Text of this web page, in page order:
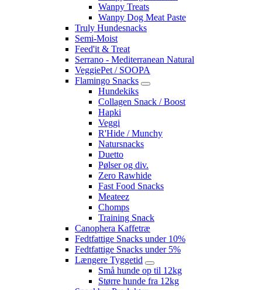
Wanpy Treats
Wanpy Dog Meat Paste
Truly Hundesnacks
Semi-Moist
Feed'it & Treat
Serrano - Mediterranean Natural
VeggiePet / SOOPA
Flamingo Snacks
Hundekiks
Collagen Snack / Boost
Hapki
Veggi
R'Hide / Munchy
Natursnacks
Duetto
Pølser og div.
Zero Rawhide
Fast Food Snacks
Meateez
Chomps
Training Snack
Canophera Kaffetræ
Fedtfattige Snacks under 10%
Fedtfattige Snacks under 5%
Længere Tyggetid
Små hunde op til 12kg
Større hunde fra 12kg